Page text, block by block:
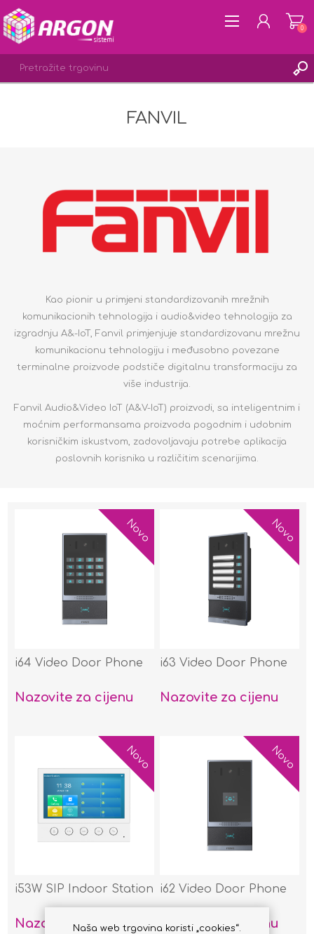
0
FANVIL
Kao pionir u primjeni standardizovanih mrežnih
komunikacionih tehnologija i audio&video tehnologija za
izgradnju A&-IoT, Fanvil primjenjuje standardizovanu mrežnu
komunikacionu tehnologiju i međusobno povezane
terminalne proizvode podstiče digitalnu transformaciju za
više industrija.
Fanvil Audio&Video IoT (A&V-IoT) proizvodi, sa inteligentnim i
moćnim performansama proizvoda pogodnim i udobnim
korisničkim iskustvom, zadovoljavaju potrebe aplikacija
poslovnih korisnika u različitim scenarijima.
Novo
i64 Video Door Phone
Nazovite za cijenu
Novo
i63 Video Door Phone
Nazovite za cijenu
Novo
i53W SIP Indoor Station
Nazovite za cijenu
Novo
i62 Video Door Phone
Nazovite za cijenu
Naša web trgovina koristi „cookies“.